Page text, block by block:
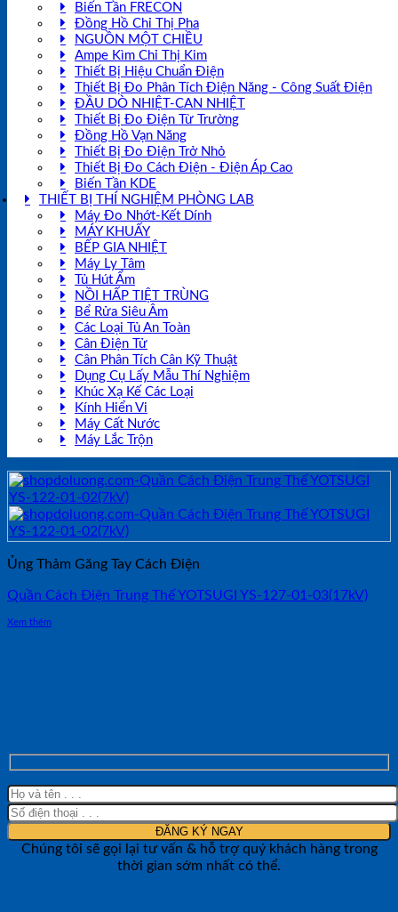
Biến Tần FRECON
Đồng Hồ Chỉ Thị Pha
NGUỒN MỘT CHIỀU
Ampe Kìm Chỉ Thị Kim
Thiết Bị Hiệu Chuẩn Điện
Thiết Bị Đo Phân Tích Điện Năng - Công Suất Điện
ĐẦU DÒ NHIỆT-CAN NHIỆT
Thiết Bị Đo Điện Từ Trường
Đồng Hồ Vạn Năng
Thiết Bị Đo Điện Trở Nhỏ
Thiết Bị Đo Cách Điện - Điện Áp Cao
Biến Tần KDE
THIẾT BỊ THÍ NGHIỆM PHÒNG LAB
Máy Đo Nhớt-Kết Dính
MÁY KHUẤY
BẾP GIA NHIỆT
Máy Ly Tâm
Tủ Hút Ẩm
NỒI HẤP TIỆT TRÙNG
Bể Rửa Siêu Âm
Các Loại Tủ An Toàn
Cân Điện Tử
Cân Phân Tích Cân Kỹ Thuật
Dụng Cụ Lấy Mẫu Thí Nghiệm
Khúc Xạ Kế Các Loại
Kính Hiển Vi
Máy Cất Nước
Máy Lắc Trộn
Ủng Thảm Găng Tay Cách Điện
Quần Cách Điện Trung Thế YOTSUGI YS-127-01-03(17kV)
Xem thêm
Chúng tôi sẽ gọi lại tư vấn & hỗ trợ quý khách hàng trong
thời gian sớm nhất có thể.